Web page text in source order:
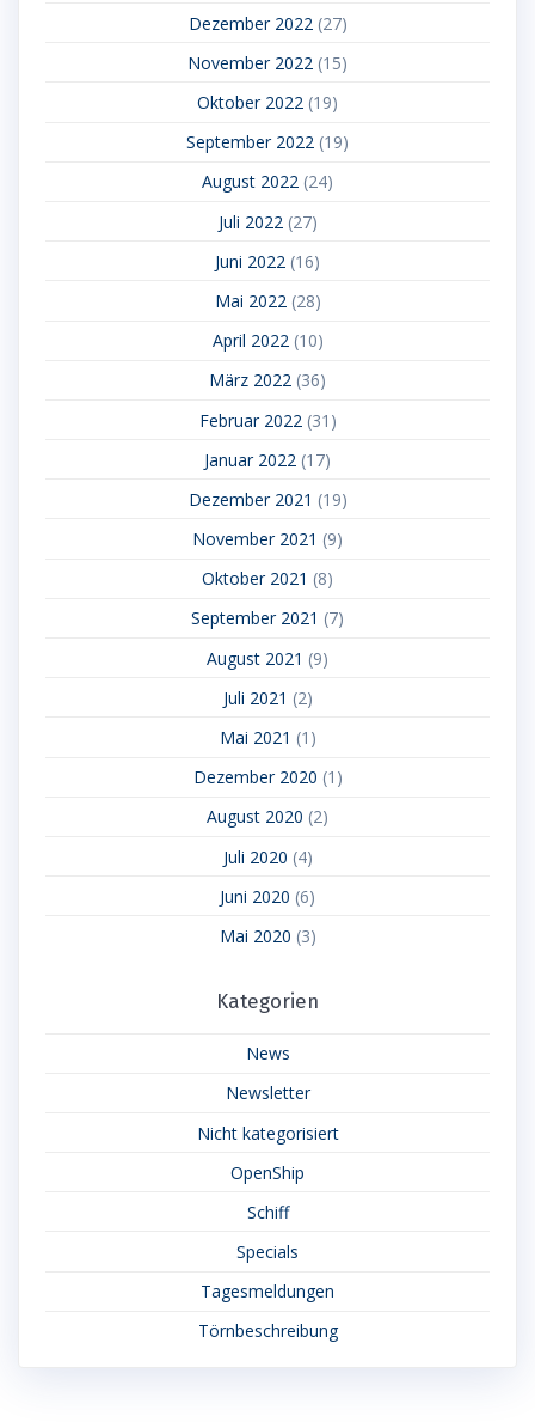
Dezember 2022 (27)
November 2022 (15)
Oktober 2022 (19)
September 2022 (19)
August 2022 (24)
Juli 2022 (27)
Juni 2022 (16)
Mai 2022(28)
April 2022(10)
März 2022 (36)
Februar 2022 (31)
Januar 2022 (17)
Dezember 2021 (19)
November 2021 (9)
Oktober 2021 (8)
September 2021 (7)
August 2021 (9)
Juli 2021 (2)
Mai 2021 (1)
Dezember 2020 (1)
August 2020 (2)
Juli 2020 (4)
Juni 2020 (6)
Mai 2020 (3)
Kategorien
News
Newsletter
Nicht kategorisiert
OpenShip
Schiff
Specials
Tagesmeldungen
Törnbeschreibung